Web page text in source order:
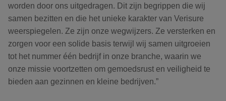
worden door ons uitgedragen. Dit zijn begrippen die wij
samen bezitten en die het unieke karakter van Verisure
weerspiegelen. Ze zijn onze wegwijzers. Ze versterken en
zorgen voor een solide basis terwijl wij samen uitgroeien
tot het nummer één bedrijf in onze branche, waarin we
onze missie voortzetten om gemoedsrust en veiligheid te
bieden aan gezinnen en kleine bedrijven.”